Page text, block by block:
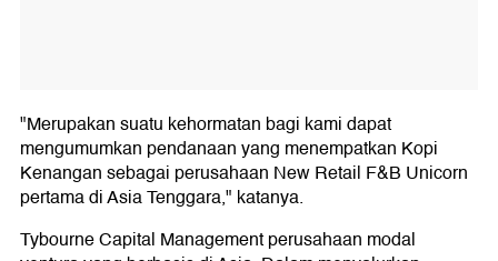
"Merupakan suatu kehormatan bagi kami dapat
mengumumkan pendanaan yang menempatkan Kopi
Kenangan sebagai perusahaan New Retail F&B Unicorn
pertama di Asia Tenggara," katanya.
Tybourne Capital Management perusahaan modal